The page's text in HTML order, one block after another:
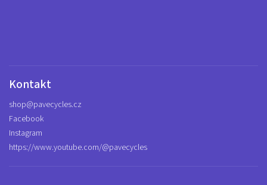
Kontakt
shop@pavecycles.cz
Facebook
Instagram
https://www.youtube.com/@pavecycles